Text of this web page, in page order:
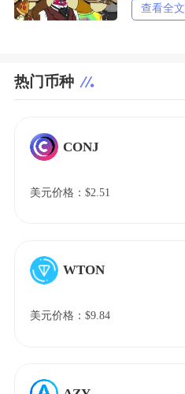
查看全文
热门币种
CONJ
美元价格：$2.51
WTON
美元价格：$9.84